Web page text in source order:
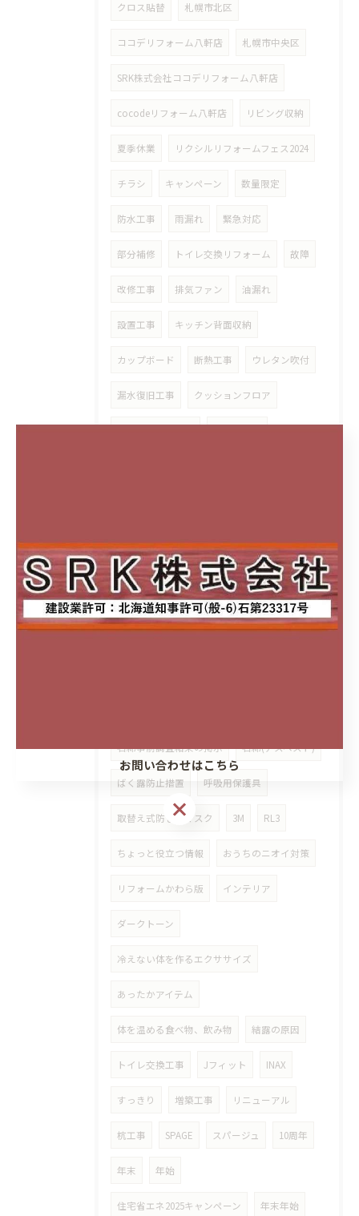
クロス貼替 札幌市北区
ココデリフォーム八軒店 札幌市中央区
SRK株式会社ココデリフォーム八軒店
cocodeリフォーム八軒店 リビング収納
夏季休業 リクシルリフォームフェス2024
チラシ キャンペーン 数量限定
防水工事 雨漏れ 緊急対応
部分補修 トイレ交換リフォーム 故障
改修工事 排気ファン 油漏れ
設置工事 キッチン背面収納
カップボード 断熱工事 ウレタン吹付
漏水復旧工事 クッションフロア
ユニットバス交換工事 リフォーム工事
パナソニック Panasonic アラウーノ
石綿事前調査結果の掲示 石綿(アスベスト)
ばく露防止措置 呼吸用保護具
取替え式防じんマスク 3M RL3
ちょっと役立つ情報 おうちのニオイ対策
リフォームかわら版 インテリア
ダークトーン
冷えない体を作るエクササイズ
あったかアイテム
体を温める食べ物、飲み物 結露の原因
トイレ交換工事 Jフィット INAX
すっきり 増築工事 リニューアル
杭工事 SPAGE スパージュ 10周年
年末 年始
住宅省エネ2025キャンペーン 年末年始
お問い合わせはこちら